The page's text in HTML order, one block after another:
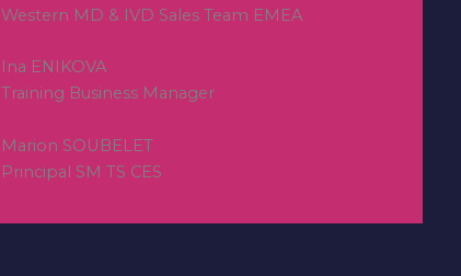
Western MD & IVD Sales Team EMEA
Ina ENIKOVA
Training Business Manager
Marion SOUBELET
Principal SM TS CES